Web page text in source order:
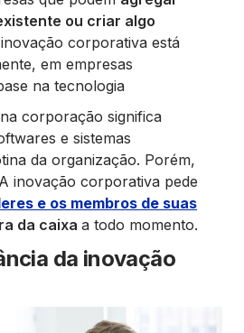
ou criar algo
corporativa está
em empresas
na tecnologia
corporação significa
e sistemas
da organização. Porém,
inovação corporativa pede
e os membros de suas
da caixa a todo momento.
da inovação